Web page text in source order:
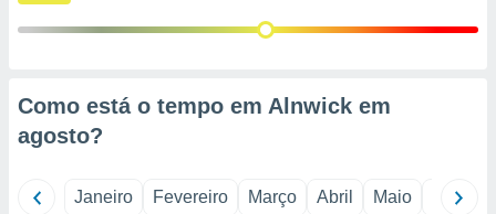
o
num
Como está o tempo em Alnwick em
agosto?
Janeiro Fevereiro Março Abril Maio Junho